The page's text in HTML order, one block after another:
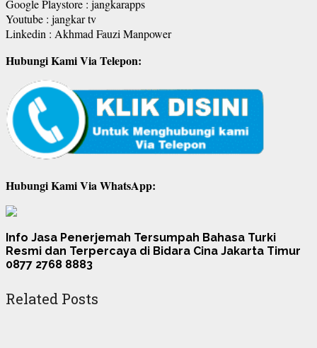
Google Playstore : jangkarapps
Youtube : jangkar tv
Linkedin : Akhmad Fauzi Manpower
Hubungi Kami Via Telepon:
Hubungi Kami Via WhatsApp:
Info Jasa Penerjemah Tersumpah Bahasa Turki
Resmi dan Terpercaya di Bidara Cina Jakarta Timur
0877 2768 8883
Related Posts